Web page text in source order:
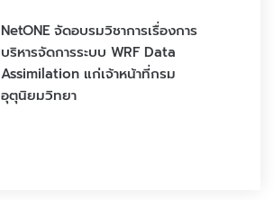
NetONE จัดอบรมวิชาการเรื่องการ
บริหารจัดการระบบ WRF Data
Assimilation แก่เจ้าหน้าที่กรม
อุตุนิยมวิทยา